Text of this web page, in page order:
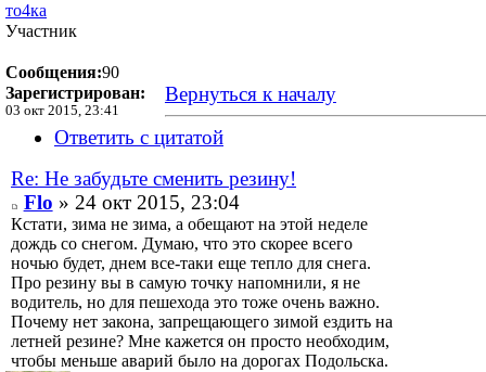
то4ка
Участник
Сообщения:90
Зарегистрирован:
03 окт 2015, 23:41
Вернуться к началу
Ответить с цитатой
Re: Не забудьте сменить резину!
Flo » 24 окт 2015, 23:04
Кстати, зима не зима, а обещают на этой неделе
дождь со снегом. Думаю, что это скорее всего
ночью будет, днем все-таки еще тепло для снега.
Про резину вы в самую точку напомнили, я не
водитель, но для пешехода это тоже очень важно.
Почему нет закона, запрещающего зимой ездить на
летней резине? Мне кажется он просто необходим,
чтобы меньше аварий было на дорогах Подольска.